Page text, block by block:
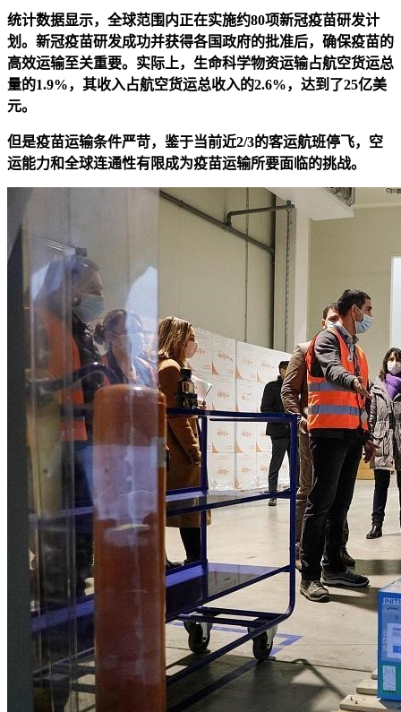
统计数据显示，全球范围内正在实施约80项新冠疫苗研发计
划。新冠疫苗研发成功并获得各国政府的批准后，确保疫苗的
高效运输至关重要。实际上，生命科学物资运输占航空货运总
量的1.9%，其收入占航空货运总收入的2.6%，达到了25亿美
元。
但是疫苗运输条件严苛，鉴于当前近2/3的客运航班停飞，空
运能力和全球连通性有限成为疫苗运输所要面临的挑战。